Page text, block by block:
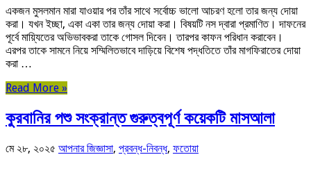
একজন মুসলমান মারা যাওয়ার পর তাঁর সাথে সর্বোচ্চ ভালো আচরণ হলো তার জন্য দোয়া
করা। যখন ইচ্ছা, একা একা তার জন্য দোয়া করা। বিষয়টি নস দ্বারা প্রমাণিত। দাফনের
পূর্বে মায়্যিতের অভিভাবকরা তাকে গোসল দিবেন। তারপর কাফন পরিধান করাবেন।
এরপর তাকে সামনে নিয়ে সম্মিলিতভাবে দাড়িয়ে বিশেষ পদ্ধতিতে তাঁর মাগফিরাতের দোয়া
করা …
Read More »
কুরবানির পশু সংক্রান্ত গুরুত্বপূর্ণ কয়েকটি মাসআলা
মে ২৮, ২০২৫ আপনার জিজ্ঞাসা, প্রবন্ধ-নিবন্ধ, ফতোয়া